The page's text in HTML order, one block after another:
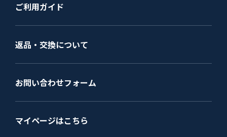
ご利用ガイド
返品・交換について
お問い合わせフォーム
マイページはこちら